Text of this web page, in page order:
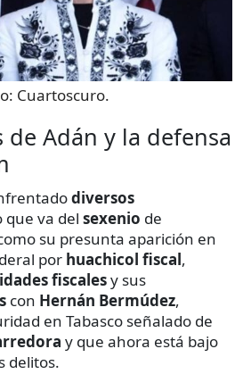
Cuartoscuro.
de Adán y la defensa
diversos
que va del sexenio de
su presunta aparición en
por huachicol fiscal,
fiscalesy sus
con Hernán Bermúdez,
en Tabasco señalado de
y que ahora está bajo
delitos.